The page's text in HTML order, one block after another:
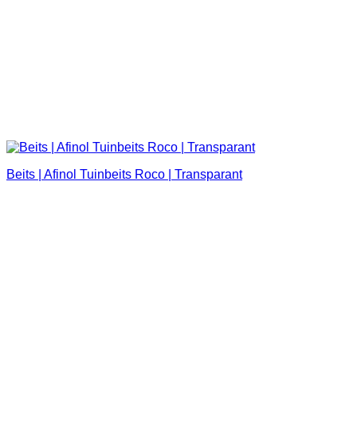
Beits | Afinol Tuinbeits Roco | Transparant